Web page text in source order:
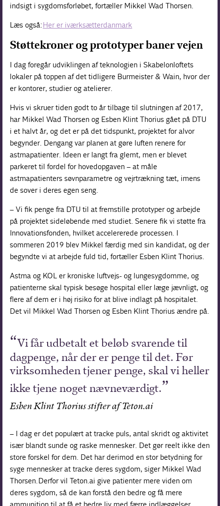
indsigt i sygdomsforløbet, fortæller Mikkel Wad Thorsen.
Læs også:Her er iværksætterdanmark
Støttekroner og prototyper baner vejen
I dag foregår udviklingen af teknologien i Skabelonloftets
lokaler på toppen af det tidligere Burmeister & Wain, hvor der
er kontorer, studier og atelierer.
Hvis vi skruer tiden godt to år tilbage til slutningen af 2017,
har Mikkel Wad Thorsen og Esben Klint Thorius gået på DTU
i et halvt år, og det er på det tidspunkt, projektet for alvor
begynder. Dengang var planen at gøre luften renere for
astmapatienter. Ideen er langt fra glemt, men er blevet
parkeret til fordel for hovedopgaven – at måle
astmapatienters søvnparametre og vejrtrækning tæt, imens
de sover i deres egen seng.
– Vi fik penge fra DTU til at fremstille prototyper og arbejde
på projektet sideløbende med studiet. Senere fik vi støtte fra
Innovationsfonden, hvilket accelererede processen. I
sommeren 2019 blev Mikkel færdig med sin kandidat, og der
begyndte vi at arbejde fuld tid, fortæller Esben Klint Thorius.
Astma og KOL er kroniske luftvejs- og lungesygdomme, og
patienterne skal typisk besøge hospital eller læge jævnligt, og
flere af dem er i høj risiko for at blive indlagt på hospitalet.
Det vil Mikkel Wad Thorsen og Esben Klint Thorius ændre på.
Vi får udbetalt et beløb svarende til
dagpenge, når der er penge til det. Før
virksomheden tjener penge, skal vi heller
ikke tjene noget nævneværdigt.
Esben Klint Thorius stifter af Teton.ai
– I dag er det populært at tracke puls, antal skridt og aktivitet
især blandt sunde og raske mennesker. Det gør reelt ikke den
store forskel for dem. Det har derimod en stor betydning for
syge mennesker at tracke deres sygdom, siger Mikkel Wad
Thorsen. Derfor vil Teton.ai give patienter mere viden om
deres sygdom, så de kan forstå den bedre og få mere
ammunition til at få et bedre liv med færre indlæggelser.